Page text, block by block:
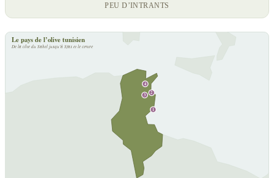
PEU D’INTRANTS
1
2
3
4
Le pays de l’olive tunisien
De la côte du Sahel jusqu’à Sfax et le centre